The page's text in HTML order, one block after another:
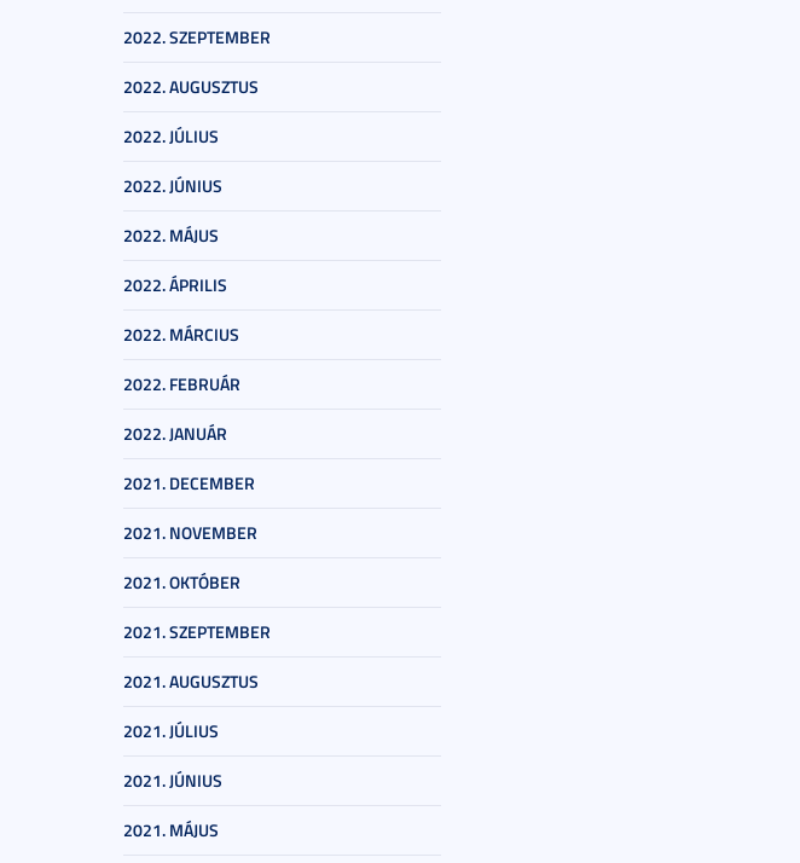
2022. SZEPTEMBER
2022. AUGUSZTUS
2022. JÚLIUS
2022. JÚNIUS
2022. MÁJUS
2022. ÁPRILIS
2022. MÁRCIUS
2022. FEBRUÁR
2022. JANUÁR
2021. DECEMBER
2021. NOVEMBER
2021. OKTÓBER
2021. SZEPTEMBER
2021. AUGUSZTUS
2021. JÚLIUS
2021. JÚNIUS
2021. MÁJUS